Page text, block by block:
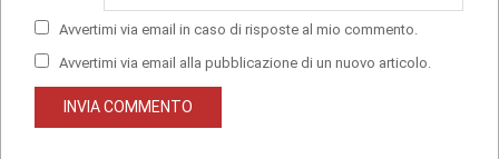
Avvertimi via email in caso di risposte al mio commento.
Avvertimi via email alla pubblicazione di un nuovo articolo.